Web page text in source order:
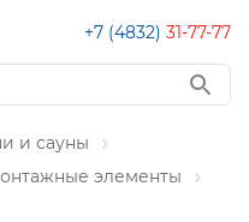
+7 (4832) 31-77-77
и сауны
элементы